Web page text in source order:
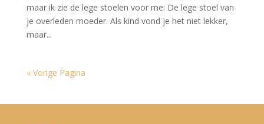
maar ik zie de lege stoelen voor me: De lege stoel van
je overleden moeder. Als kind vond je het niet lekker,
maar...
« Vorige Pagina